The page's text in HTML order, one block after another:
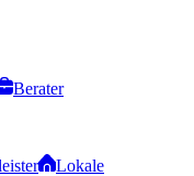
Berater
Lokale